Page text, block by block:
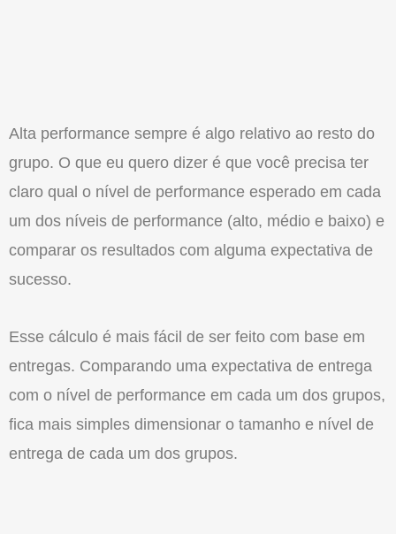
Alta performance sempre é algo relativo ao resto do
grupo. O que eu quero dizer é que você precisa ter
claro qual o nível de performance esperado em cada
um dos níveis de performance (alto, médio e baixo) e
comparar os resultados com alguma expectativa de
sucesso.
Esse cálculo é mais fácil de ser feito com base em
entregas. Comparando uma expectativa de entrega
com o nível de performance em cada um dos grupos,
fica mais simples dimensionar o tamanho e nível de
entrega de cada um dos grupos.